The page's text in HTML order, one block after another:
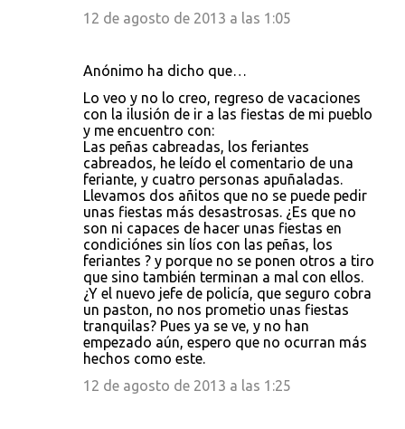
12 de agosto de 2013 a las 1:05
Anónimo ha dicho que…
Lo veo y no lo creo, regreso de vacaciones
con la ilusión de ir a las fiestas de mi pueblo
y me encuentro con:
Las peñas cabreadas, los feriantes
cabreados, he leído el comentario de una
feriante, y cuatro personas apuñaladas.
Llevamos dos añitos que no se puede pedir
unas fiestas más desastrosas. ¿Es que no
son ni capaces de hacer unas fiestas en
condiciónes sin líos con las peñas, los
feriantes ? y porque no se ponen otros a tiro
que sino también terminan a mal con ellos.
¿Y el nuevo jefe de policía, que seguro cobra
un paston, no nos prometio unas fiestas
tranquilas? Pues ya se ve, y no han
empezado aún, espero que no ocurran más
hechos como este.
12 de agosto de 2013 a las 1:25